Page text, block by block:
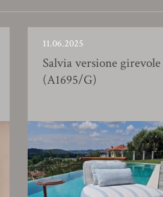
11.06.2025
Salvia versione girevole
(A1695/G)